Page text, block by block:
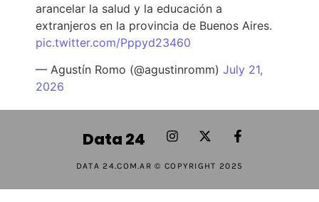
arancelar la salud y la educación a
extranjeros en la provincia de Buenos Aires.
pic.twitter.com/Pppyd23460
— Agustín Romo (@agustinromm) July 21,
2026
Data 24
DATA 24.COM.AR © COPYRIGHT 2025